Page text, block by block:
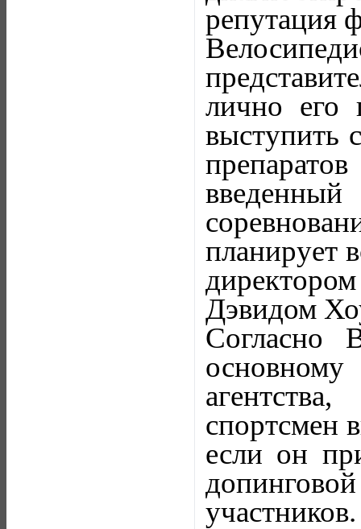
репутация
лично его
выступить
планирует
Дэвидом
Согласно
спортсмен
если он
участников.